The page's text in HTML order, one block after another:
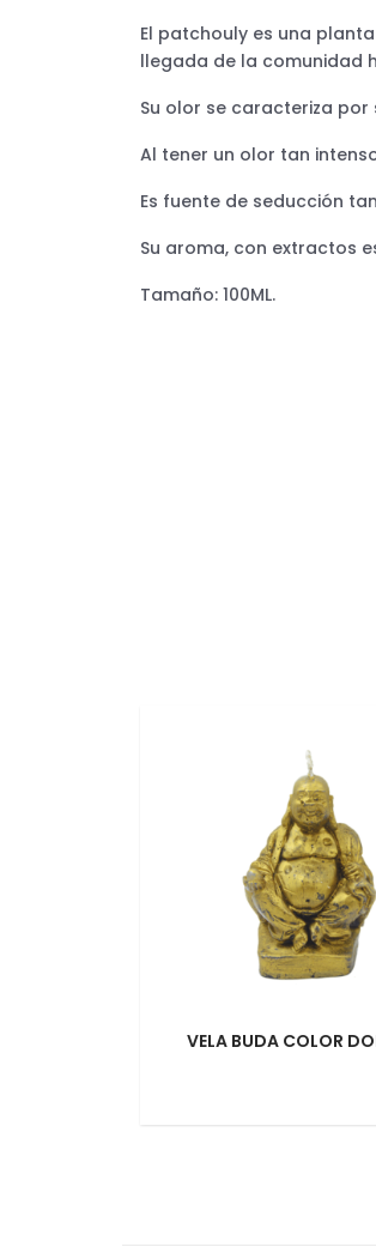
El patchouly es una
llegada de la comunidad
Su olor se caracteriza por
Al tener un olor tan
Es fuente de seducción
Su aroma, con extractos
Tamaño: 100ML.
VELA BUDA COLOR